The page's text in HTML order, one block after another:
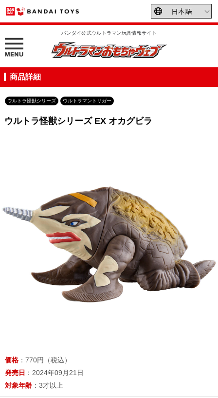
バンダイ公式ウルトラマン玩具情報サイト
商品詳細
ウルトラ怪獣シリーズ ウルトラマントリガー
ウルトラ怪獣シリーズ EX オカグビラ
価格 ：770円（税込）
発売日 ：2024年09月21日
対象年齢 ：3才以上